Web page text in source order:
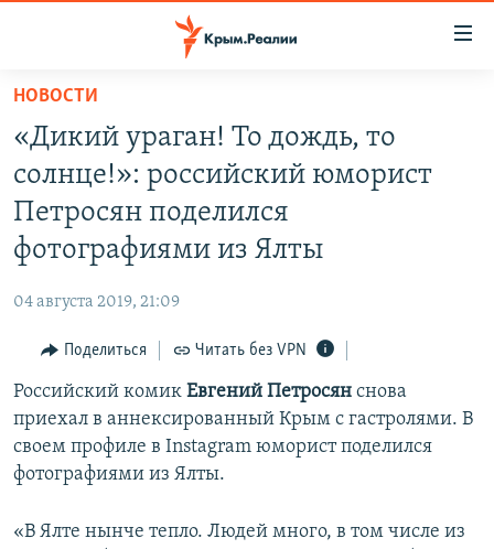
Вернуться
основному
содержанию
Вернутся
главной
Вернутся
поиску
СПЕЦПРОЕКТЫ
КАРТА ВОЕННЫХ ОБЪЕКТОВ КРЫМА
ВОДА
ИСТОРИЯ
ИНТЕРАКТИВ
ИНФОГРАФИКА
ТЕЛЕПРОЕКТ КРЫМ.РЕАЛИИ
СОВЕТЫ ПРАВОЗАЩИТНИКОВ
ПРОПАВШИЕ БЕЗ ВЕСТИ
РАДІО СВОБОДА
КАК ОБОЙТИ БЛОКИРОВКУ
Українською
Qırımtatar
НОВОСТИ
«Дикий ураган! То дождь, то
солнце!»: российский юморист
Петросян поделился
фотографиями из Ялты
04 августа 2019, 21:09
Поделиться Читать без VPN
Российский комик Евгений Петросян снова
приехал в аннексированный Крым с гастролями. В
своем профиле в Instagram юморист поделился
фотографиями из Ялты.
«В Ялте нынче тепло. Людей много, в том числе из